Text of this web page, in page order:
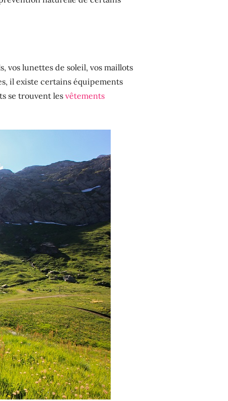
vos lunettes de soleil, vos maillots
il existe certains équipements
se trouvent les vêtements